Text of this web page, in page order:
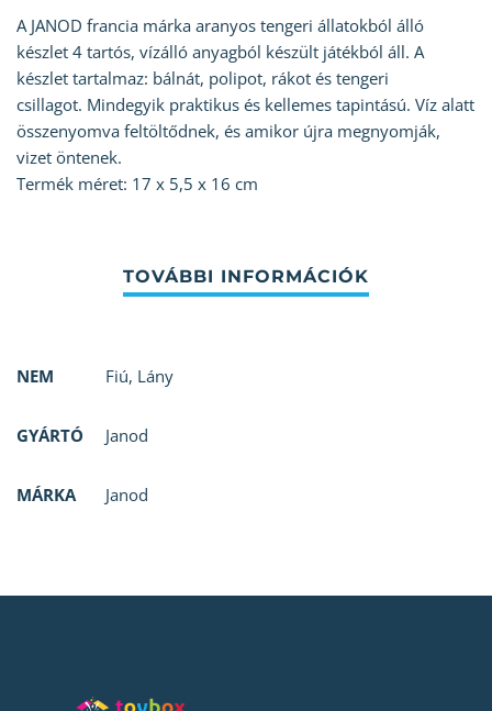
A JANOD francia márka aranyos tengeri állatokból álló
készlet 4 tartós, vízálló anyagból készült játékból áll. A
készlet tartalmaz: bálnát, polipot, rákot és tengeri
csillagot. Mindegyik praktikus és kellemes tapintású. Víz alatt
összenyomva feltöltődnek, és amikor újra megnyomják,
vizet öntenek.
Termék méret: 17 x 5,5 x 16 cm
NEM Fiú, Lány
GYÁRTÓ Janod
MÁRKA Janod